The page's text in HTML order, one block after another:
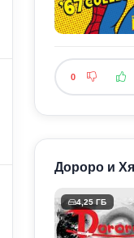
0
Дороро и
4,25 ГБ